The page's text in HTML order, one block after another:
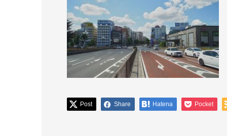
Post Share Hatena Pocket